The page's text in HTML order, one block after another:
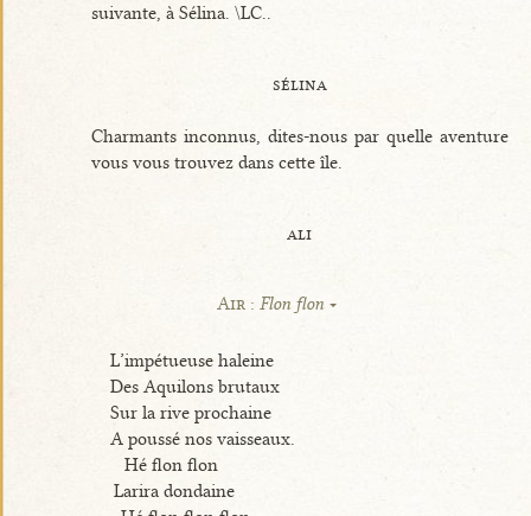
suivante, à Sélina. \LC..
sélina
Charmants inconnus, dites-nous par quelle aventure
vous vous trouvez dans cette île.
ali
Air :Flon flon
L’impétueuse haleine
Des Aquilons brutaux
Sur la rive prochaine
A poussé nos vaisseaux.
Hé flon flon
Larira dondaine